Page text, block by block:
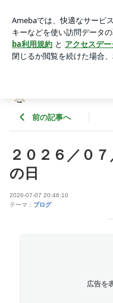
然日記
アプリをダウンロードして
ょう。
前の記事へ
２０２６／０
の日
2026-07-07 20:46:10
テーマ： ブログ
広告を